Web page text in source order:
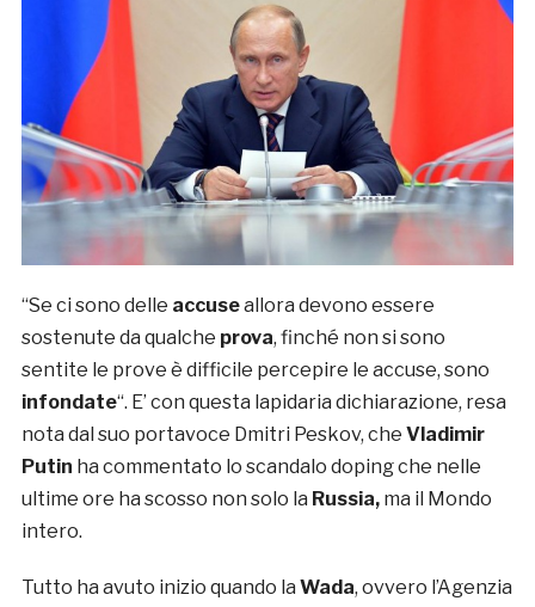
“Se ci sono delle accuseallora devono essere
sostenute da qualche prova, finché non si sono
sentite le prove è difficile percepire le accuse, sono
infondate“. E’ con questa lapidaria dichiarazione, resa
nota dal suo portavoce Dmitri Peskov, che Vladimir
Putin ha commentato lo scandalo doping che nelle
ultime ore ha scosso non solo la Russia,ma il Mondo
intero.
Tutto ha avuto inizio quando la Wada, ovvero l’Agenzia